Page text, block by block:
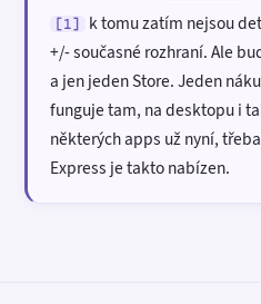
[1]
k tomu zatím nejsou
+/- současné rozhraní. Ale
a jen jeden Store. Jeden
funguje tam, na desktopu i
některých apps už nyní,
Express je takto nabízen.